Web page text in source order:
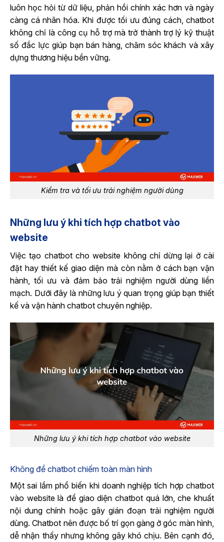
luôn học hỏi từ dữ liệu, phản hồi chính xác hơn và ngày
càng cá nhân hóa. Khi được tối ưu đúng cách, chatbot
không chỉ là công cụ hỗ trợ mà trở thành trợ lý kỹ thuật
số đắc lực giúp bạn bán hàng, chăm sóc khách và xây
dựng thương hiệu bền vững.
Kiểm tra và tối ưu trải nghiệm người dùng
Những lưu ý khi tích hợp chatbot vào
website
Việc tạo chatbot cho website​ không chỉ dừng lại ở cài
đặt hay thiết kế giao diện mà còn nằm ở cách bạn vận
hành, tối ưu và đảm bảo trải nghiệm người dùng liền
mạch. Dưới đây là những lưu ý quan trọng giúp bạn thiết
kế và vận hành chatbot chuyên nghiệp.
Những lưu ý khi tích hợp chatbot vào website
Không để chatbot chiếm toàn màn hình
Một sai lầm phổ biến khi doanh nghiệp tích hợp chatbot
vào website là để giao diện chatbot quá lớn, che khuất
nội dung chính hoặc gây gián đoạn trải nghiệm người
dùng. Chatbot nên được bố trí gọn gàng ở góc màn hình,
dễ nhận thấy nhưng không gây khó chịu. Bên cạnh đó,